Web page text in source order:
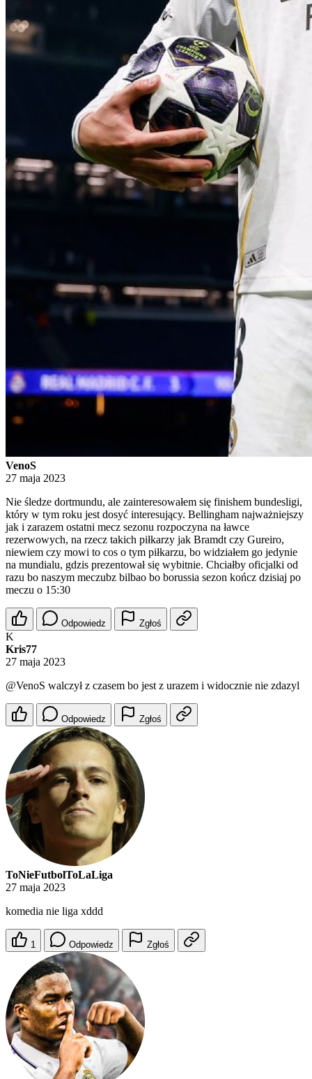
VenoS
27 maja 2023
Nie śledze dortmundu, ale zainteresowałem się finishem bundesligi,
który w tym roku jest dosyć interesujący. Bellingham najważniejszy
jak i zarazem ostatni mecz sezonu rozpoczyna na ławce
rezerwowych, na rzecz takich piłkarzy jak Bramdt czy Gureiro,
niewiem czy mowi to cos o tym piłkarzu, bo widziałem go jedynie
na mundialu, gdzis prezentował się wybitnie. Chciałby oficjalki od
razu bo naszym meczubz bilbao bo borussia sezon kończ dzisiaj po
meczu o 15:30
Odpowiedz Zgłoś
K
Kris77
27 maja 2023
@VenoS walczył z czasem bo jest z urazem i widocznie nie zdazyl
Odpowiedz Zgłoś
ToNieFutbolToLaLiga
27 maja 2023
komedia nie liga xddd
1 Odpowiedz Zgłoś